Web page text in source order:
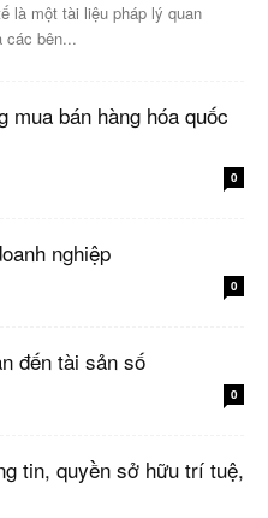
là một tài liệu pháp lý quan
các bên...
mua bán hàng hóa quốc
0
nghiệp
0
đến tài sản số
0
tin, quyền sở hữu trí tuệ,